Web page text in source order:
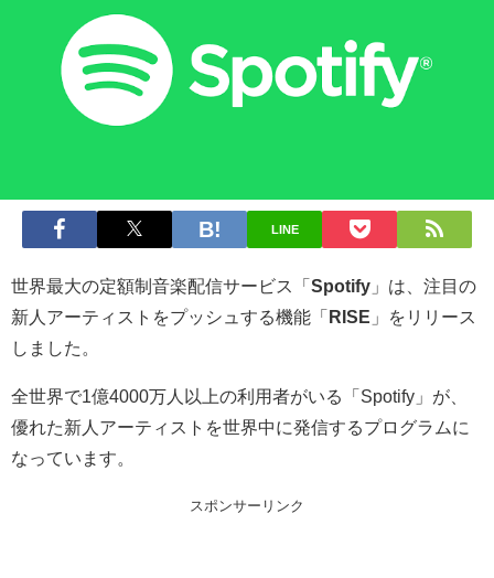
LINE
世界最大の定額制音楽配信サービス「 Spotify 」は、注目の
新人アーティストをプッシュする機能「 RISE 」をリリース
しました。
全世界で1億4000万人以上の利用者がいる「Spotify」が、
優れた新人アーティストを世界中に発信するプログラムに
なっています。
スポンサーリンク